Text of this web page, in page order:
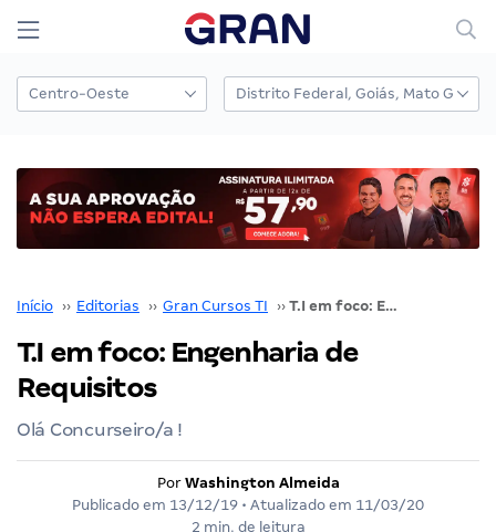
Início ›› Editorias ›› Gran Cursos TI ›› T.I em foco: Engenharia de Requisitos
T.I em foco: Engenharia de
Requisitos
Olá Concurseiro/a !
Por Washington Almeida
Publicado em 13/12/19 • Atualizado em 11/03/20
2 min. de leitura